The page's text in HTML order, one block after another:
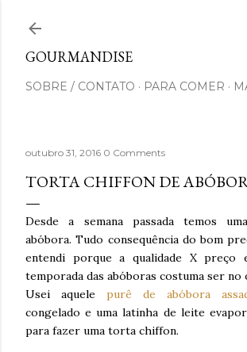
GOURMANDISE
SOBRE / CONTATO PARA COMER
outubro 31, 2016 0 Comments
TORTA CHIFFON DE
Desde a semana passada temos
abóbora. Tudo consequência do bom
entendi porque a qualidade X preço
temporada das abóboras costuma ser no
Usei aquele purê de abóbora
congelado e uma latinha de leite
para fazer uma torta chiffon.